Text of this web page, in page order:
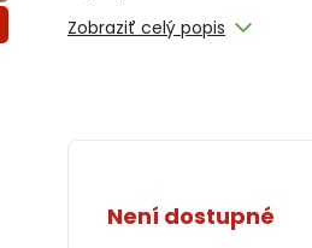
Zobraziť celý popis
Není dostupné